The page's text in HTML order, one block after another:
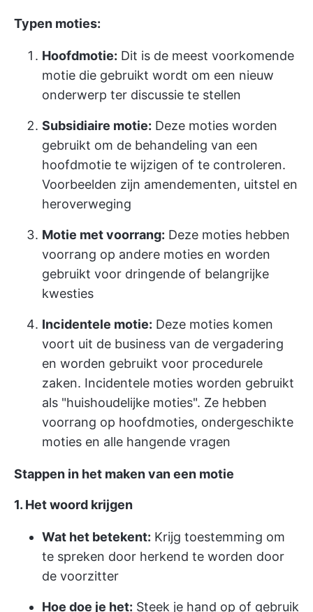
Typen moties:
Hoofdmotie: Dit is de meest voorkomende
motie die gebruikt wordt om een nieuw
onderwerp ter discussie te stellen
Subsidiaire motie: Deze moties worden
gebruikt om de behandeling van een
hoofdmotie te wijzigen of te controleren.
Voorbeelden zijn amendementen, uitstel en
heroverweging
Motie met voorrang: Deze moties hebben
voorrang op andere moties en worden
gebruikt voor dringende of belangrijke
kwesties
Incidentele motie: Deze moties komen
voort uit de business van de vergadering
en worden gebruikt voor procedurele
zaken. Incidentele moties worden gebruikt
als "huishoudelijke moties". Ze hebben
voorrang op hoofdmoties, ondergeschikte
moties en alle hangende vragen
Stappen in het maken van een motie
1. Het woord krijgen
Wat het betekent: Krijg toestemming om
te spreken door herkend te worden door
de voorzitter
Hoe doe je het: Steek je hand op of gebruik